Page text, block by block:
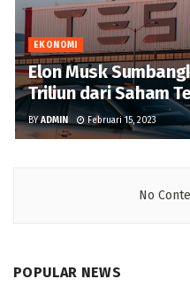
EKONOMI
Elon Musk
Triliun dari Saham
BY ADMIN Februari 15, 2023
No
POPULAR NEWS